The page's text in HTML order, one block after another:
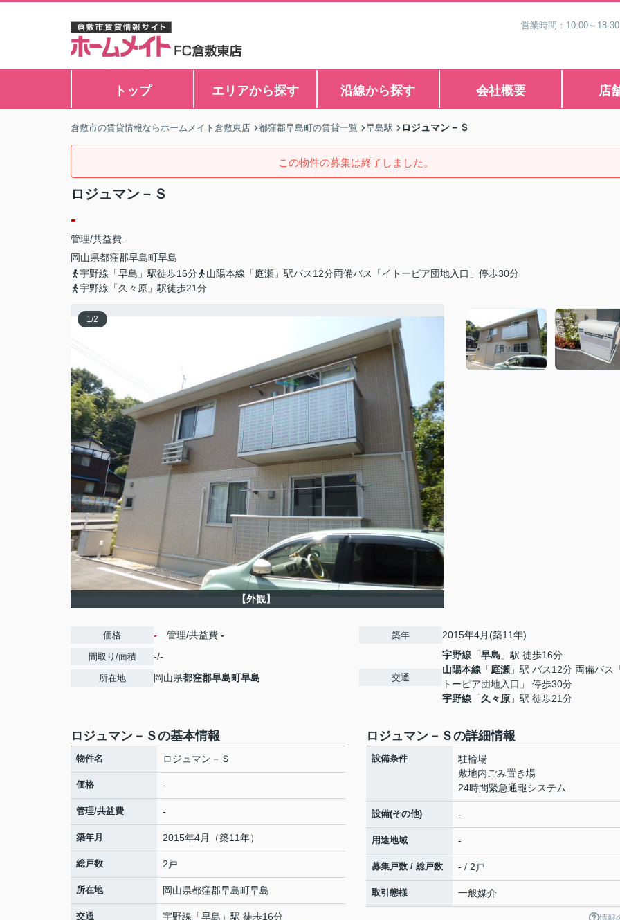
営業時間：10:00～
トップ エリアから探す 沿線から探す 会社概要 店
倉敷市の賃貸情報ならホームメイト倉敷東店 都窪郡早島町の賃貸一覧 早島駅 ロジュマン－Ｓ
この物件の募集は終了しました。
ロジュマン－Ｓ
-
管理/共益費 -
岡山県都窪郡早島町早島
宇野線「早島」駅徒歩16分
山陽本線「庭瀬」駅バス12分両備バス「イトーピア団地入口」停歩30分
宇野線「久々原」駅徒歩21分
1/2
【外観】
価格 - 管理/共益費 -
間取り/面積 -/-
所在地 岡山県都窪郡早島町早島
築年 2015年4月(築11年)
交通
宇野線 「早島 」駅 徒歩16分
山陽本線 「庭瀬 」駅 バス12分 両備バス
トーピア団地入口」 停歩30分
宇野線 「久々原 」駅 徒歩21分
ロジュマン－Ｓの基本情報
物件名 ロジュマン－Ｓ
価格 -
管理/共益費 -
築年月 2015年4月（築11年）
総戸数 2戸
所在地 岡山県都窪郡早島町早島
交通 宇野線 「早島 」駅 徒歩16分
ロジュマン－Ｓの詳細情報
設備条件
駐輪場
敷地内ごみ置き場
24時間緊急通報システム
設備(その他) -
用途地域 -
募集戸数 / 総戸数 - / 2戸
取引態様 一般媒介
情報